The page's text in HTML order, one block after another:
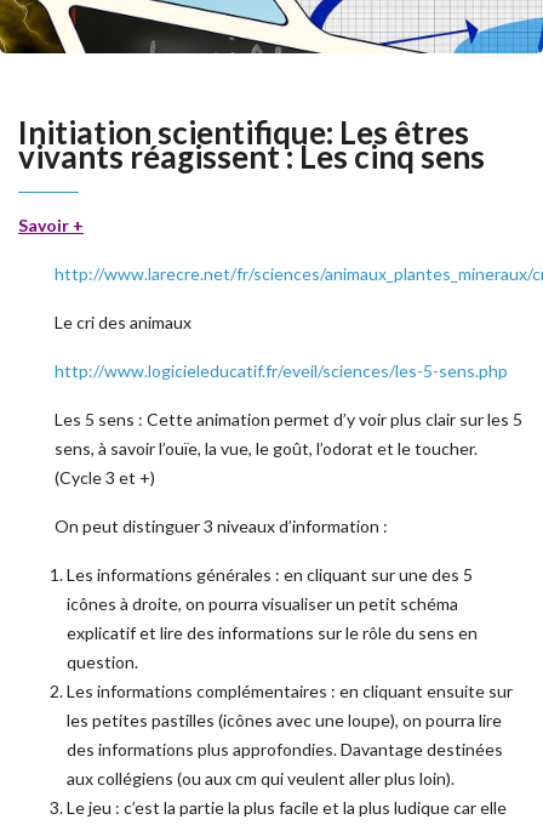
Initiation scientifique: Les êtres
vivants réagissent : Les cinq sens
Savoir +
http://www.larecre.net/fr/sciences/animaux_plantes_mineraux/
Le cri des animaux
http://www.logicieleducatif.fr/eveil/sciences/les-5-sens.php
Les 5 sens : Cette animation permet d’y voir plus clair sur les 5
sens, à savoir l’ouïe, la vue, le goût, l’odorat et le toucher.
(Cycle 3 et +)
On peut distinguer 3 niveaux d’information :
Les informations générales : en cliquant sur une des 5
icônes à droite, on pourra visualiser un petit schéma
explicatif et lire des informations sur le rôle du sens en
question.
Les informations complémentaires : en cliquant ensuite sur
les petites pastilles (icônes avec une loupe), on pourra lire
des informations plus approfondies. Davantage destinées
aux collégiens (ou aux cm qui veulent aller plus loin).
Le jeu : c’est la partie la plus facile et la plus ludique car elle